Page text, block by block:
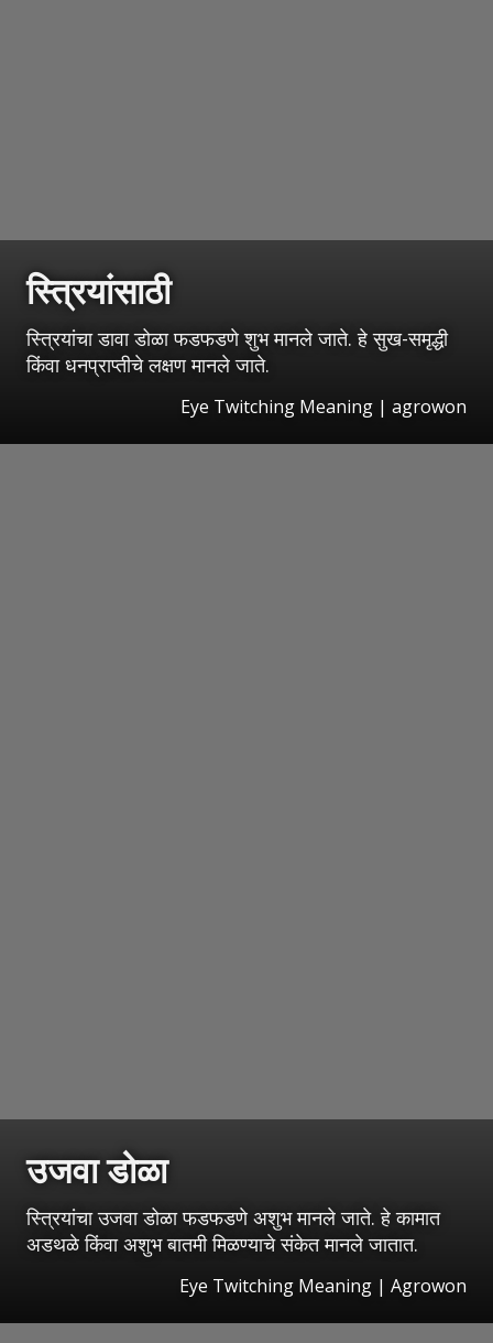
स्त्रियांसाठी
स्त्रियांचा डावा डोळा फडफडणे शुभ मानले जाते. हे सुख-समृद्धी
किंवा धनप्राप्तीचे लक्षण मानले जाते.
Eye Twitching Meaning | agrowon
उजवा डोळा
स्त्रियांचा उजवा डोळा फडफडणे अशुभ मानले जाते. हे कामात
अडथळे किंवा अशुभ बातमी मिळण्याचे संकेत मानले जातात.
Eye Twitching Meaning | Agrowon